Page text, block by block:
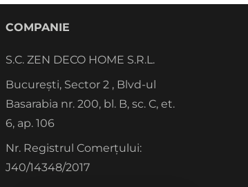
COMPANIE
S.C. ZEN DECO HOME S.R.L.
București, Sector 2 , Blvd-ul
Basarabia nr. 200, bl. B, sc. C, et.
6, ap. 106
Nr. Registrul Comerțului:
J40/14348/2017